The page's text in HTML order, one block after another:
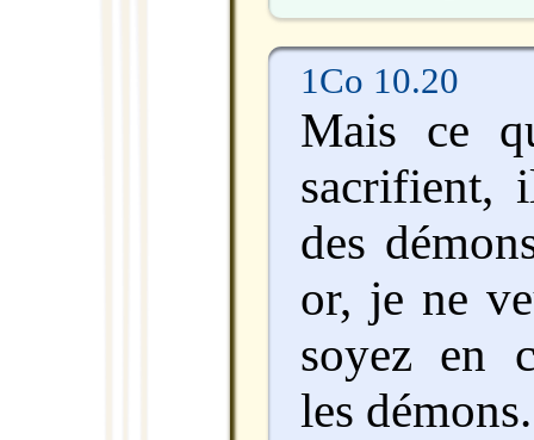
1Co 10.20
Mais ce
sacrifient,
des
or, je ne
soyez en
les démons.